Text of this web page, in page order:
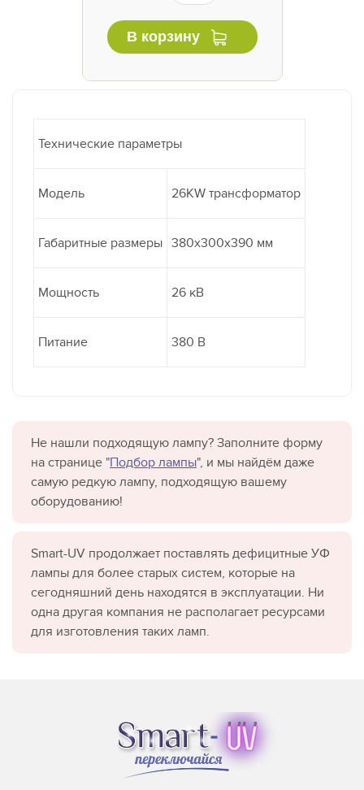
В корзину
Технические параметры
Модель 26KW трансформатор
Габаритные размеры 380х300х390 мм
Мощность 26 кВ
Питание 380 В
Не нашли подходящую лампу? Заполните форму
на странице "Подбор лампы", и мы найдём даже
самую редкую лампу, подходящую вашему
оборудованию!
Smart-UV продолжает поставлять дефицитные УФ
лампы для более старых систем, которые на
сегодняшний день находятся в эксплуатации. Ни
одна другая компания не располагает ресурсами
для изготовления таких ламп.